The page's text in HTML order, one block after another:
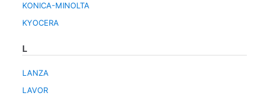
KONICA-MINOLTA
KYOCERA
L
LANZA
LAVOR